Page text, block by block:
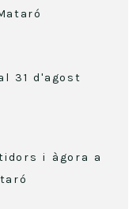
31 d'agost
i àgora a